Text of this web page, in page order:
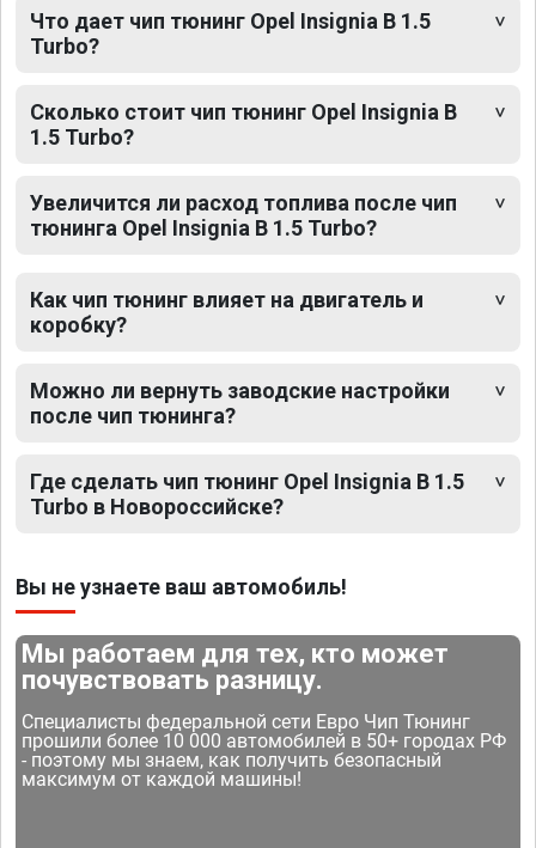
Что дает чип тюнинг Opel Insignia B 1.5
Turbo?
Сколько стоит чип тюнинг Opel Insignia B
1.5 Turbo?
Увеличится ли расход топлива после чип
тюнинга Opel Insignia B 1.5 Turbo?
Как чип тюнинг влияет на двигатель и
коробку?
Можно ли вернуть заводские настройки
после чип тюнинга?
Где сделать чип тюнинг Opel Insignia B 1.5
Turbo в Новороссийске?
Вы не узнаете ваш автомобиль!
Мы работаем для тех, кто может
почувствовать разницу.
Специалисты федеральной сети Евро Чип Тюнинг
прошили более 10 000 автомобилей в 50+ городах РФ
- поэтому мы знаем, как получить безопасный
максимум от каждой машины!